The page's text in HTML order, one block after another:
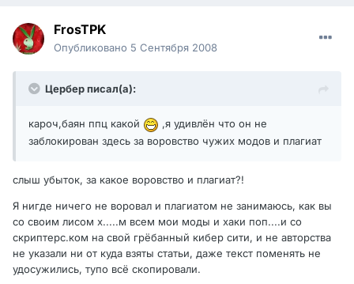
FrosTPK
Опубликовано 5 Сентября 2008
Цербер писал(а):
кароч,баян ппц какой
,я удивлён что он не
заблокирован здесь за воровство чужих модов и плагиат
слыш убыток, за какое воровство и плагиат?!
Я нигде ничего не воровал и плагиатом не занимаюсь, как вы
со своим лисом х.....м всем мои моды и хаки поп....и со
скриптерс.ком на свой грёбанный кибер сити, и не авторства
не указали ни от куда взяты статьи, даже текст поменять не
удосужились, тупо всё скопировали.